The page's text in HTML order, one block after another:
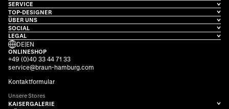
SERVICE
TOP-DESIGNER
ÜBER UNS
SOCIAL
LEGAL
DE|EN
ONLINESHOP
+49 (0)40 33 44 71 33
service@braun-hamburg.com
Kontaktformular
Unsere Stores
KAISERGALERIE